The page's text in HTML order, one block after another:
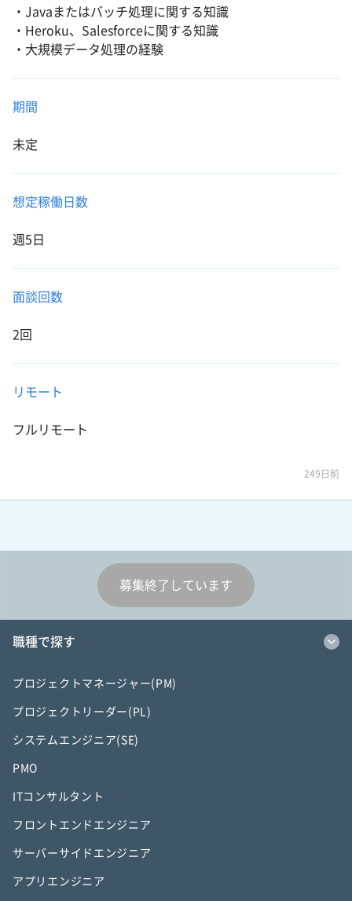
・Javaまたはバッチ処理に関する知識
・Heroku、Salesforceに関する知識
・大規模データ処理の経験
期間
未定
想定稼働日数
週5日
面談回数
2回
リモート
フルリモート
249日前
募集終了しています
職種で探す
プロジェクトマネージャー(PM)
プロジェクトリーダー(PL)
システムエンジニア(SE)
PMO
ITコンサルタント
フロントエンドエンジニア
サーバーサイドエンジニア
アプリエンジニア